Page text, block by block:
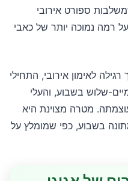
ספורט אירובי
רמה נמוכה יותר של כאבי
רגילה לאימון אירובי, התחילי
20 דקות פעמיים-שלוש בשבוע, והעלי
מטרה מצוינת היא
מתונה בשבוע, כפי שמומלץ על